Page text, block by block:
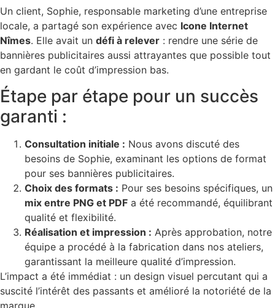
Un client, Sophie, responsable marketing d’une entreprise
locale, a partagé son expérience avec Icone Internet
Nîmes. Elle avait un défi à relever : rendre une série de
bannières publicitaires aussi attrayantes que possible tout
en gardant le coût d’impression bas.
Étape par étape pour un succès
garanti :
Consultation initiale : Nous avons discuté des
besoins de Sophie, examinant les options de format
pour ses bannières publicitaires.
Choix des formats : Pour ses besoins spécifiques, un
mix entre PNG et PDF a été recommandé, équilibrant
qualité et flexibilité.
Réalisation et impression : Après approbation, notre
équipe a procédé à la fabrication dans nos ateliers,
garantissant la meilleure qualité d’impression.
L’impact a été immédiat : un design visuel percutant qui a
suscité l’intérêt des passants et amélioré la notoriété de la
marque.